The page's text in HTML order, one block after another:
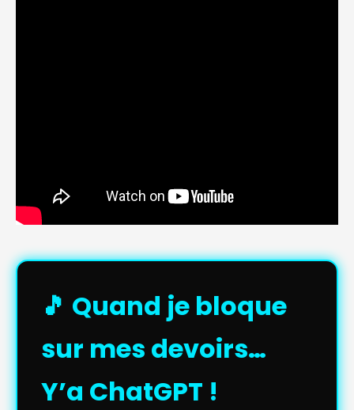
🎵 Quand je bloque
sur mes devoirs…
Y’a ChatGPT !